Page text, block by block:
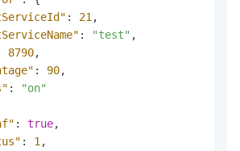
: 21 ,
: "test" ,
8790,
: 90,
:
"on"
: true,
: 1 ,